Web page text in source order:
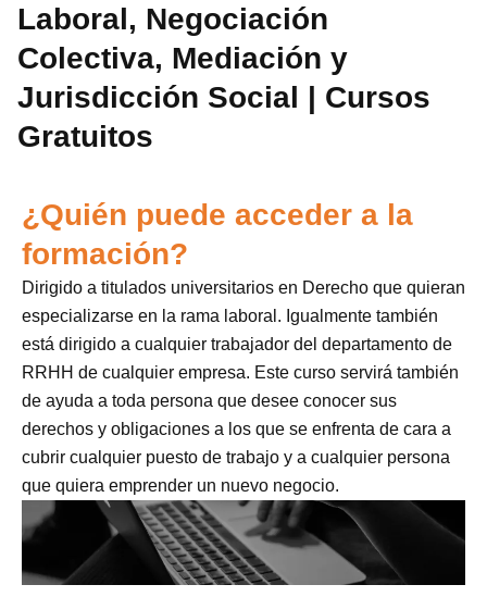
Laboral, Negociación
Colectiva, Mediación y
Jurisdicción Social | Cursos
Gratuitos
¿Quién puede acceder a la
formación?
Dirigido a titulados universitarios en Derecho que quieran
especializarse en la rama laboral. Igualmente también
está dirigido a cualquier trabajador del departamento de
RRHH de cualquier empresa. Este curso servirá también
de ayuda a toda persona que desee conocer sus
derechos y obligaciones a los que se enfrenta de cara a
cubrir cualquier puesto de trabajo y a cualquier persona
que quiera emprender un nuevo negocio.